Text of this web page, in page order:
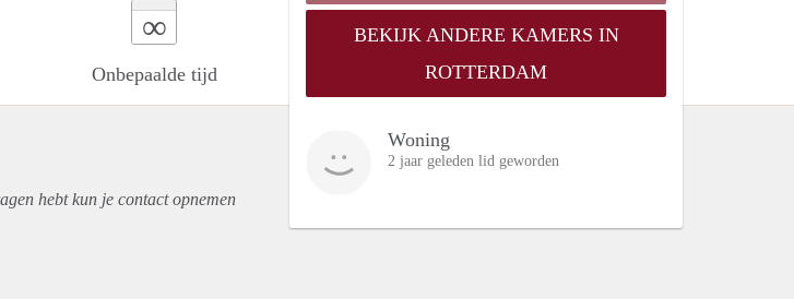
∞
Onbepaalde tijd
BEKIJK ANDERE KAMERS IN
ROTTERDAM
Woning
2 jaar geleden lid geworden
hebt kun je contact opnemen